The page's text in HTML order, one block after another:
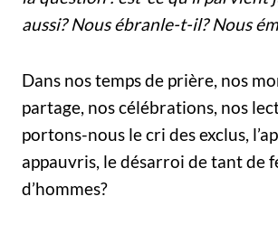
aussi? Nous ébranle-t-il? Nous
Dans nos temps de prière, nos
partage, nos célébrations, nos
portons-nous le cri des exclus,
appauvris, le désarroi de tant de
d’hommes?